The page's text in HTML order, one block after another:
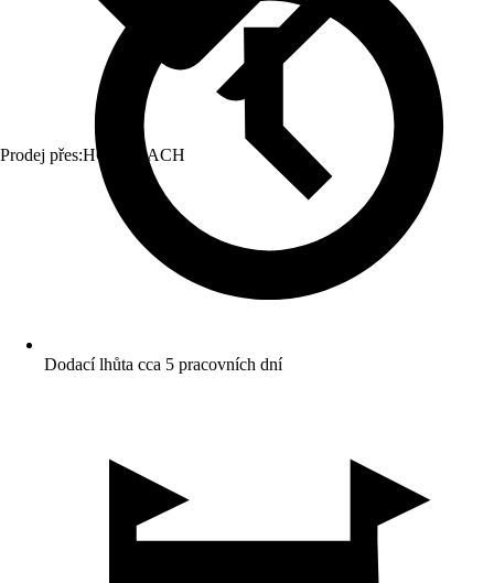
Prodej přes:HORNBACH
Dodací lhůta cca 5 pracovních dní